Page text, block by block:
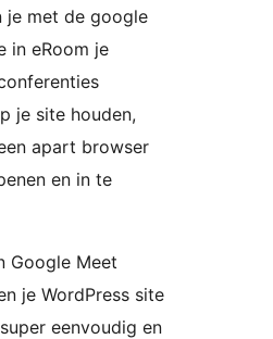
je met de google
in eRoom je
je site houden,
apart browser
en in te
Google Meet
je WordPress site
eenvoudig en